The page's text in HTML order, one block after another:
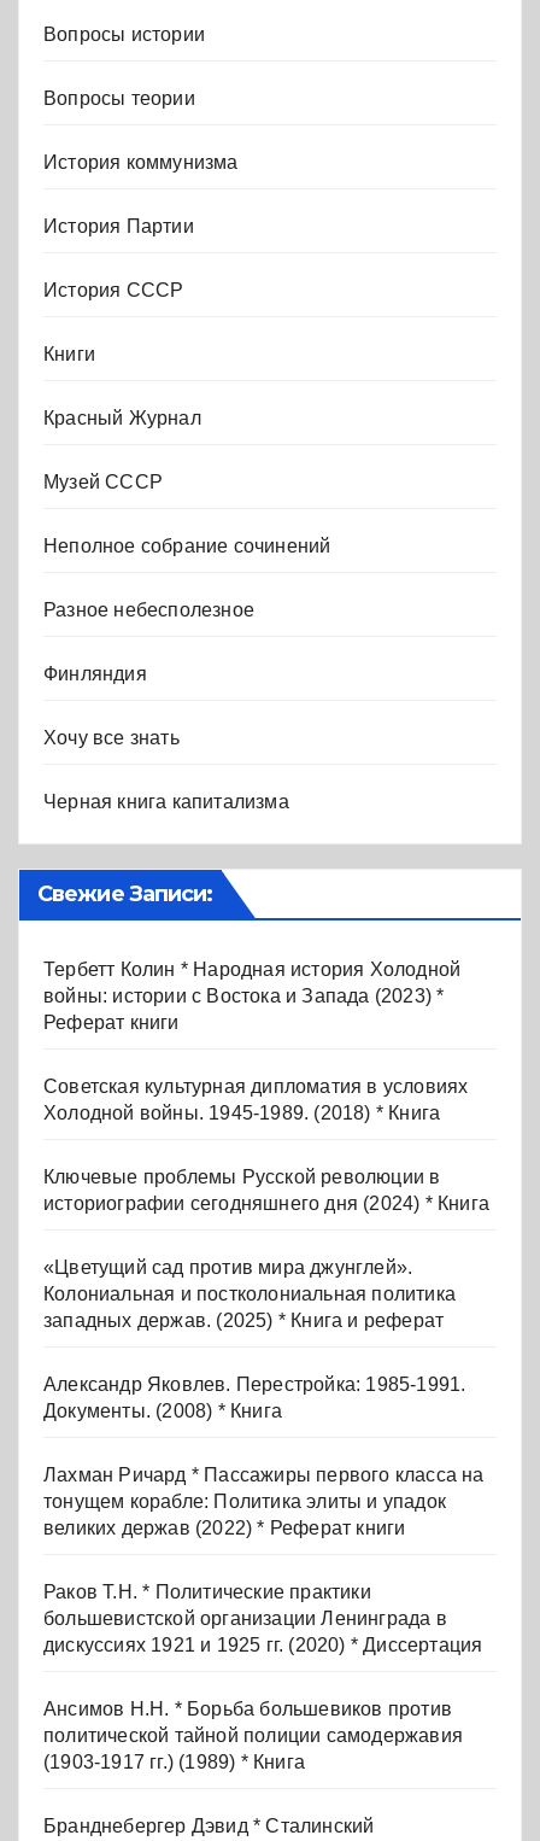
Вопросы истории
Вопросы теории
История коммунизма
История Партии
История СССР
Книги
Красный Журнал
Музей СССР
Неполное собрание сочинений
Разное небесполезное
Финляндия
Хочу все знать
Черная книга капитализма
Свежие Записи:
Тербетт Колин * Народная история Холодной
войны: истории с Востока и Запада (2023) *
Реферат книги
Советская культурная дипломатия в условиях
Холодной войны. 1945-1989. (2018) * Книга
Ключевые проблемы Русской революции в
историографии сегодняшнего дня (2024) * Книга
«Цветущий сад против мира джунглей».
Колониальная и постколониальная политика
западных держав. (2025) * Книга и реферат
Александр Яковлев. Перестройка: 1985-1991.
Документы. (2008) * Книга
Лахман Ричард * Пассажиры первого класса на
тонущем корабле: Политика элиты и упадок
великих держав (2022) * Реферат книги
Раков Т.Н. * Политические практики
большевистской организации Ленинграда в
дискуссиях 1921 и 1925 гг. (2020) * Диссертация
Ансимов Н.Н. * Борьба большевиков против
политической тайной полиции самодержавия
(1903-1917 гг.) (1989) * Книга
Бранднебергер Дэвид * Сталинский